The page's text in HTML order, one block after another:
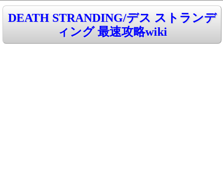
DEATH STRANDING/デス ストランデ
ィング 最速攻略wiki